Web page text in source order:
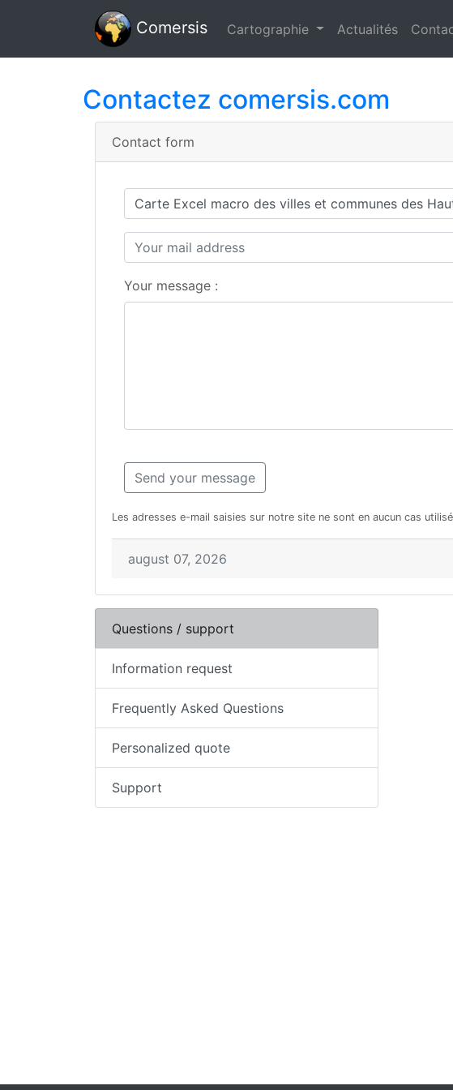
Comersis Cartographie Actualités
Contactez comersis.com
Contact form
Your message :
Les adresses e-mail saisies sur notre site ne sont en aucun cas
august 07, 2026
Questions / support
Information request
Frequently Asked Questions
Personalized quote
Support